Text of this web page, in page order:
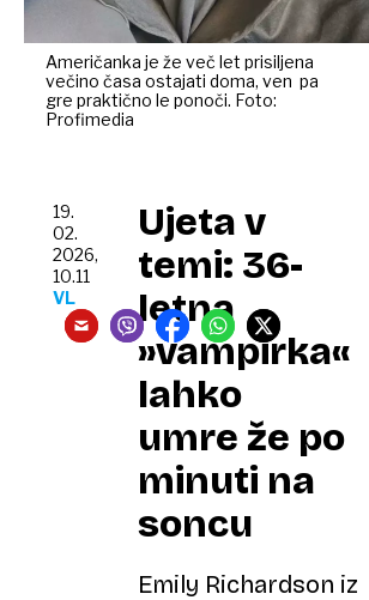
Američanka je že več let prisiljena
večino časa ostajati doma, ven pa
gre praktično le ponoči. Foto:
Profimedia
Ujeta v
temi: 36-
letna
»vampirka«
lahko
umre že po
minuti na
soncu
Emily Richardson iz
19.
02.
2026,
10.11
VL